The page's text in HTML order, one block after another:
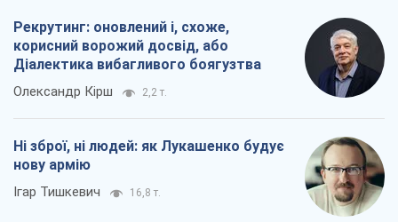
Рекрутинг: оновлений і, схоже,
корисний ворожий досвід, або
Діалектика вибагливого боягузтва
Олександр Кірш 2,2 т.
Ні зброї, ні людей: як Лукашенко будує
нову армію
Ігар Тишкевич 16,8 т.